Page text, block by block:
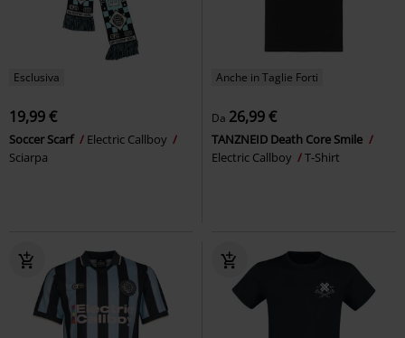
Esclusiva
19,99 €
Soccer Scarf
Electric Callboy
Sciarpa
Anche in Taglie Forti
Da 26,99 €
TANZNEID Death Core Smile
Electric Callboy
T-Shirt